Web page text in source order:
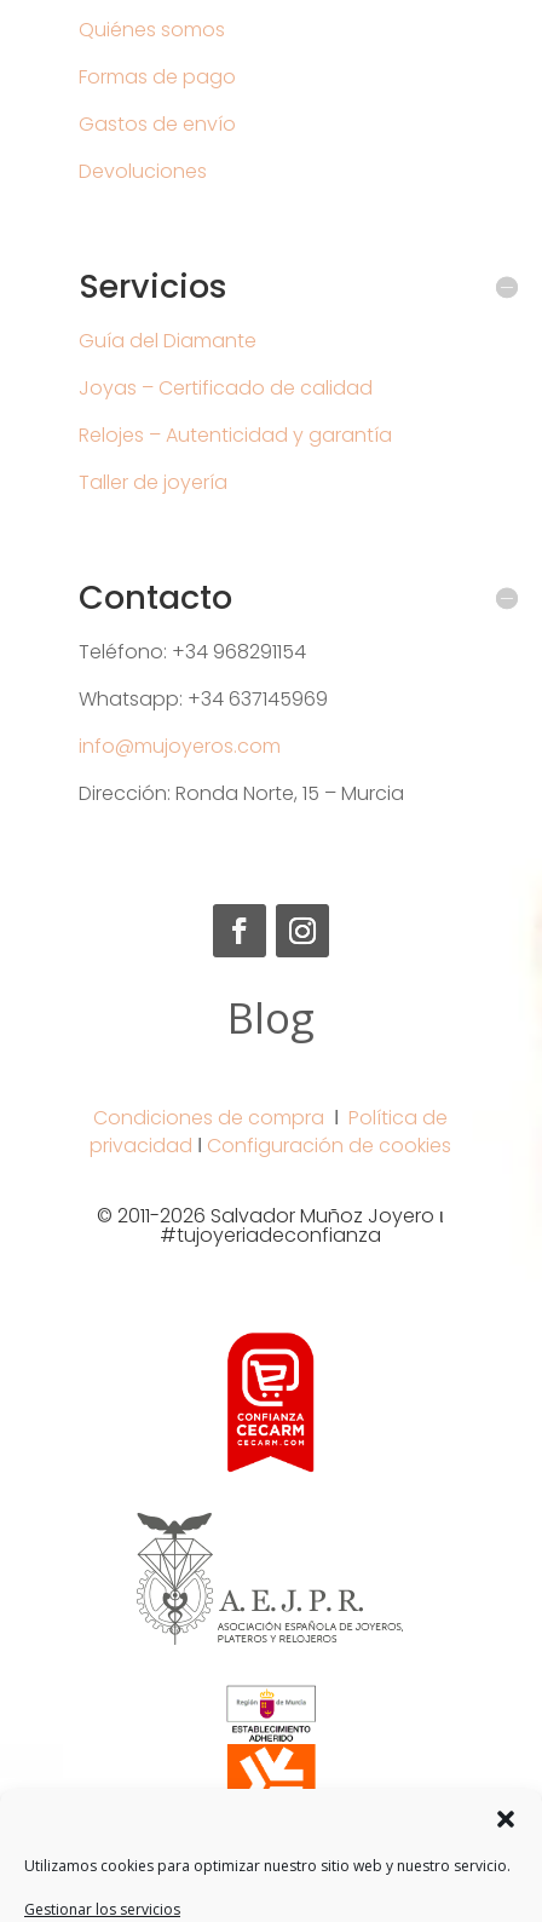
Utilizamos cookies para optimizar nuestro sitio web y nuestro servicio.
Gestionar los servicios
Quiénes somos
Formas de pago
Gastos de envío
Devoluciones
Servicios
Guía del Diamante
Joyas – Certificado de calidad
Relojes – Autenticidad y garantía
Taller de joyería
Contacto
Teléfono: +34 968291154
Whatsapp: +34 637145969
info@mujoyeros.com
Dirección: Ronda Norte, 15 – Murcia
Blog
Condiciones de compra Ι Política de
privacidad Ι Configuración de cookies
© 2011-2026 Salvador Muñoz Joyero ι
#tujoyeriadeconfianza